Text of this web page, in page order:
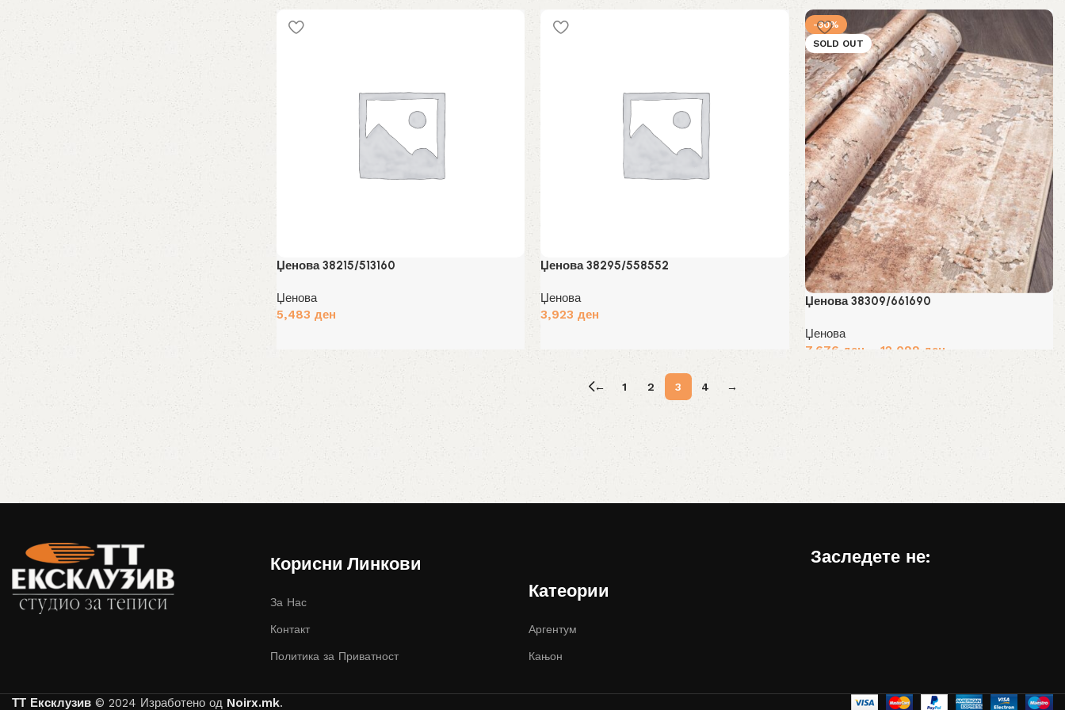
price
price
Избери опции
Џенова 38215/513160
Џенова
5,483 ден
Џенова 38295/558552
Џенова
3,923 ден
-30%
SOLD OUT
Џенова 38309/661690
Џенова
7,676 ден 12,099ден
Избери опции
← 1 2 3 4 →
Корисни Линкови
За Нас
Контакт
Политика за Приватност
Катеории
Аргентум
Кањон
Заследете не:
ТТ Ексклузив © 2024 Изработено од Noirx.mk.